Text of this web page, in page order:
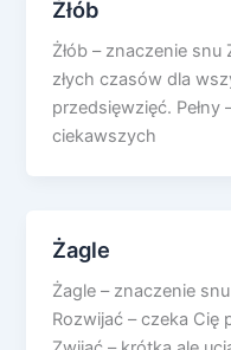
Żłób
Żłób – znaczenie
złych czasów dla
przedsięwzięć.
ciekawszych
Żagle
Żagle – znaczenie
Rozwijać – czeka